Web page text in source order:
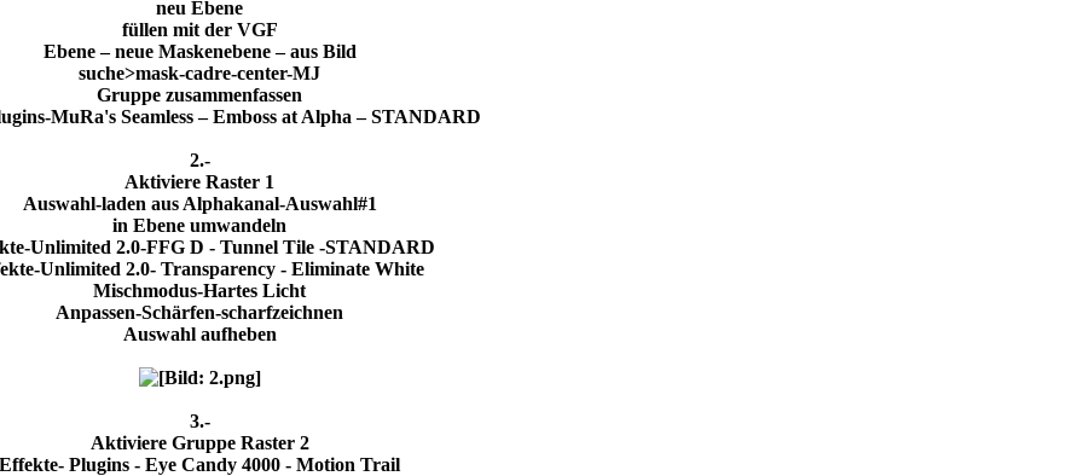
neu Ebene
füllen mit der VGF
Ebene – neue Maskenebene – aus Bild
suche>mask-cadre-center-MJ
Gruppe zusammenfassen
MuRa's Seamless – Emboss at Alpha – STANDARD
2.-
Aktiviere Raster 1
Auswahl-laden aus Alphakanal-Auswahl#1
in Ebene umwandeln
Unlimited 2.0-FFG D - Tunnel Tile -STANDARD
Unlimited 2.0- Transparency - Eliminate White
Mischmodus-Hartes Licht
Anpassen-Schärfen-scharfzeichnen
Auswahl aufheben
3.-
Aktiviere Gruppe Raster 2
Effekte- Plugins - Eye Candy 4000 - Motion Trail